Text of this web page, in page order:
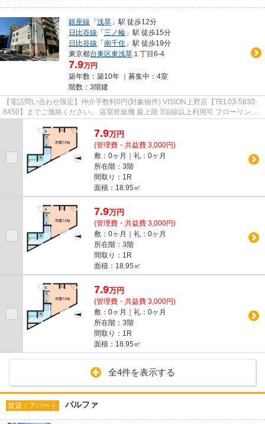
銀座線 「浅草 」駅 徒歩12分
日比谷線 「三ノ輪 」駅 徒歩15分
日比谷線 「南千住 」駅 徒歩19分
東京都台東区東浅草 １丁目6-4
7.9万円
築年数：築10年 ｜募集中： 4室
階数：3階建
【電話問い合わせ限定】仲介手数料0円(対象物件) VISION上野店【TEL03-5830-
8450】までご連絡ください。 浴室乾燥機 最上階 3沿線以上利用可 フローリング
脱衣所
7.9万円
(管理費・共益費 3,000円)
敷：0ヶ月｜礼：0ヶ月
所在階：3階
間取り：1R
面積：18.95㎡
7.9万円
(管理費・共益費 3,000円)
敷：0ヶ月｜礼：0ヶ月
所在階：3階
間取り：1R
面積：18.95㎡
7.9万円
(管理費・共益費 3,000円)
敷：0ヶ月｜礼：0ヶ月
所在階：3階
間取り：1R
面積：18.95㎡
全4件を表示する
賃貸｜アパート パルファ